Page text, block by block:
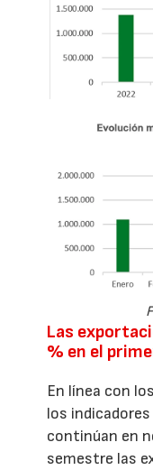
Las
% en el
En línea con
los
continúan en
semestre las